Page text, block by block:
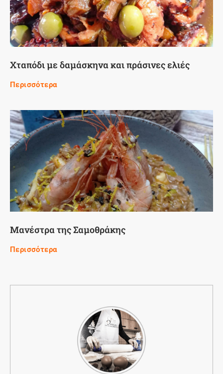
Χταπόδι με δαμάσκηνα και πράσινες ελιές
Περισσότερα
Μανέστρα της Σαμοθράκης
Περισσότερα